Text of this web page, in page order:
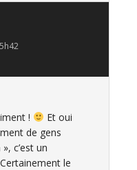
!
Et oui
de gens
c’est un
le